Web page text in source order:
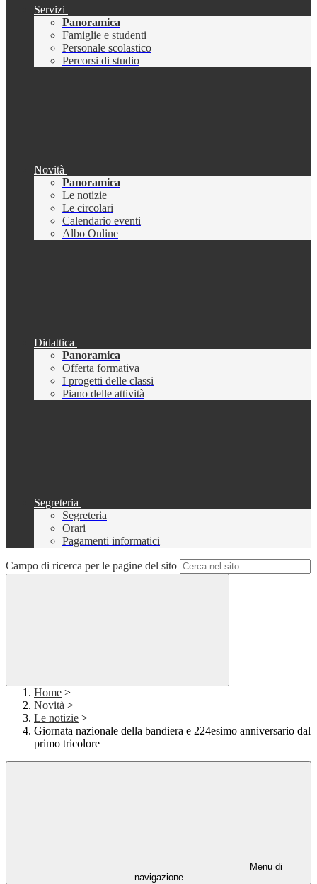
Servizi
Panoramica
Famiglie e studenti
Personale scolastico
Percorsi di studio
Novità
Panoramica
Le notizie
Le circolari
Calendario eventi
Albo Online
Didattica
Panoramica
Offerta formativa
I progetti delle classi
Piano delle attività
Segreteria
Segreteria
Orari
Pagamenti informatici
Campo di ricerca per le pagine del sito
Home >
Novità >
Le notizie >
Giornata nazionale della bandiera e 224esimo anniversario dal
primo tricolore
Menu di
navigazione